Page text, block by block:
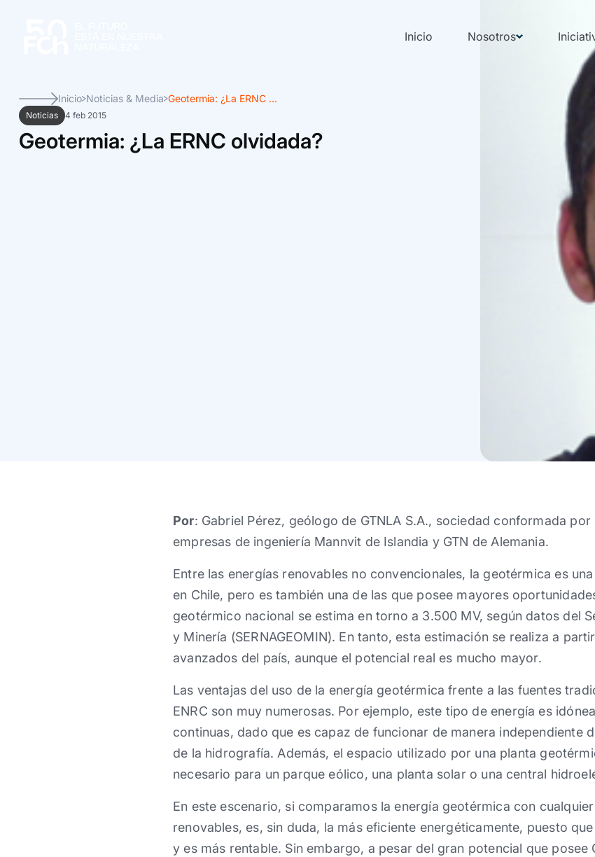
Inicio Nosotros
Inicio Noticias & Media Geotermia: ¿La ERNC ...
Noticias 4 feb 2015
Geotermia: ¿La ERNC olvidada?
Por: Gabriel Pérez, geólogo de GTNLA S.A., sociedad conformada por
empresas de ingeniería Mannvit de Islandia y GTN de Alemania.
Entre las energías renovables no convencionales, la geotérmica es
en Chile, pero es también una de las que posee mayores
geotérmico nacional se estima en torno a 3.500 MV, según datos del
y Minería (SERNAGEOMIN). En tanto, esta estimación se realiza a
avanzados del país, aunque el potencial real es mucho mayor.
Las ventajas del uso de la energía geotérmica frente a las fuentes
ENRC son muy numerosas. Por ejemplo, este tipo de energía es
continuas, dado que es capaz de funcionar de manera independiente
de la hidrografía. Además, el espacio utilizado por una planta
necesario para un parque eólico, una planta solar o una central
En este escenario, si comparamos la energía geotérmica con
renovables, es, sin duda, la más eficiente energéticamente, puesto
y es más rentable. Sin embargo, a pesar del gran potencial que posee